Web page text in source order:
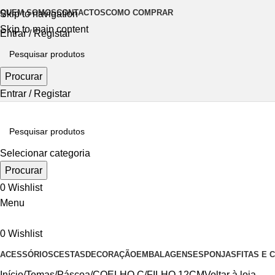
Skip to navigation
Skip to main content
QUEM SOMOSCONTACTOSCOMO COMPRAR
Entrar / Registar
Procurar
Entrar / Registar
Selecionar categoria
Procurar
0 Wishlist
Menu
0 Wishlist
ACESSÓRIOSCESTASDECORAÇÃOEMBALAGENSESPONJASFITAS E